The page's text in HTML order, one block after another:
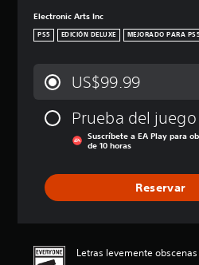
Electronic Arts Inc
PS5 EDICIÓN DELUXE MEJORADO PARA
US$99.99
Prueba del juego
Suscríbete a EA Play para
de 10 horas
Reservar
Letras levemente obscenas